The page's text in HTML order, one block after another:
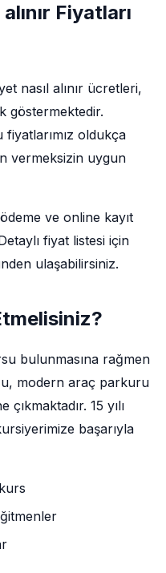
Fiyatları
nasıl alınır ücretleri,
göstermektedir.
fiyatlarımız oldukça
vermeksizin uygun
ve online kayıt
fiyat listesi için
ulaşabilirsiniz.
bulunmasına rağmen
modern araç parkuru
15 yılı
başarıyla